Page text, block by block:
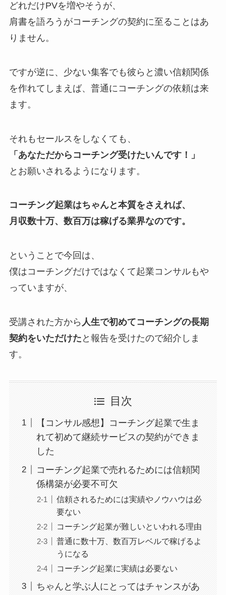
どれだけPVを増やそうが、
肩書を語ろうがコーチングの契約に至ることはあ
りません。
ですが逆に、少ない集客でも彼らと濃い信頼関係
を作れてしまえば、普通にコーチングの依頼は来
ます。
それもセールスをしなくても、
「あなただからコーチング受けたいんです！」
とお願いされるようになります。
コーチング起業はちゃんと本質をさえれば、
月収数十万、数百万は稼げる業界なのです。
ということで今回は、
僕はコーチングだけではなくて起業コンサルもや
っていますが、
受講された方から 人生で初めてコーチングの長期
契約をいただけた と報告を受けたので紹介しま
す。
目次
【コンサル感想】コーチング起業で生ま
れて初めて継続サービスの契約ができま
した
コーチング起業で売れるためには信頼関
係構築が必要不可欠
信頼されるためには実績やノウハウは必
要ない
コーチング起業が難しいといわれる理由
普通に数十万、数百万レベルで稼げるよ
うになる
コーチング起業に実績は必要ない
ちゃんと学ぶ人にとってはチャンスがあ